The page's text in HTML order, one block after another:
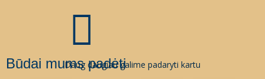
Būdai mums padėti
Daug daugiau galime padaryti kartu